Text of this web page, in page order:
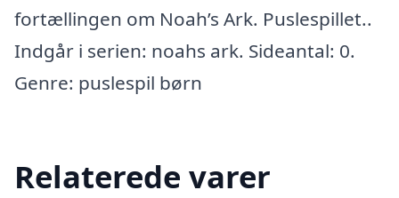
fortællingen om Noah’s Ark. Puslespillet..
Indgår i serien: noahs ark. Sideantal: 0.
Genre: puslespil børn
Relaterede varer